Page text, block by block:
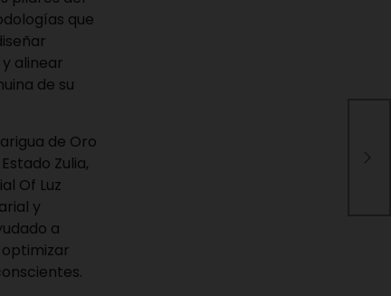
que
alinear
de su
de Oro
Zulia,
Of Luz
y
a